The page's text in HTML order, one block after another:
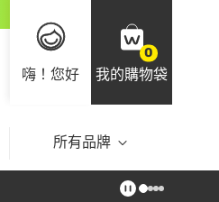
嗨！您好
0
我的購物袋
所有品牌